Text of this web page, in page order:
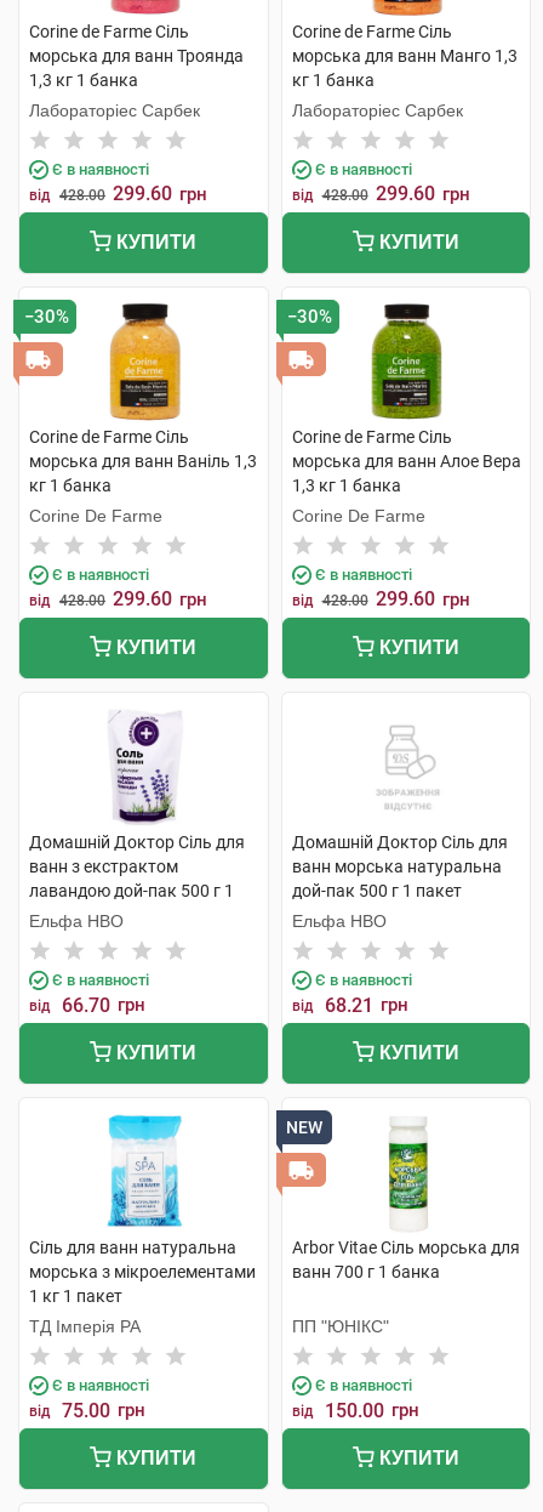
Corine de Farme Сіль
морська для ванн Троянда
1,3 кг 1 банка
Лабораторіес Сарбек
Є в наявності
від 428.00 299.60 грн
КУПИТИ
Corine de Farme Сіль
морська для ванн Манго 1,3
кг 1 банка
Лабораторіес Сарбек
Є в наявності
від 428.00 299.60 грн
КУПИТИ
−30%
Corine de Farme Сіль
морська для ванн Ваніль 1,3
кг 1 банка
Corine De Farme
Є в наявності
від 428.00 299.60 грн
КУПИТИ
−30%
Corine de Farme Сіль
морська для ванн Алое Вера
1,3 кг 1 банка
Corine De Farme
Є в наявності
від 428.00 299.60 грн
КУПИТИ
Домашній Доктор Сіль для
ванн з екстрактом
лавандою дой-пак 500 г 1
пакет
Ельфа НВО
Є в наявності
від 66.70 грн
КУПИТИ
Домашній Доктор Сіль для
ванн морська натуральна
дой-пак 500 г 1 пакет
Ельфа НВО
Є в наявності
від 68.21 грн
КУПИТИ
Сіль для ванн натуральна
морська з мікроелементами
1 кг 1 пакет
ТД Імперія РА
Є в наявності
від 75.00 грн
КУПИТИ
NEW
Arbor Vitae Сіль морська для
ванн 700 г 1 банка
ПП "ЮНІКС"
Є в наявності
від 150.00 грн
КУПИТИ